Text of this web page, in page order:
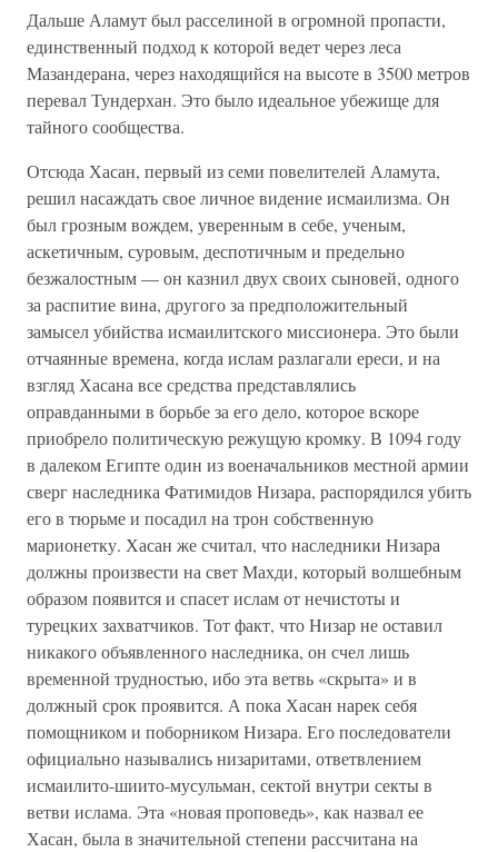
Дальше Аламут был расселиной в огромной пропасти,
единственный подход к которой ведет через леса
Мазандерана, через находящийся на высоте в 3500 метров
перевал Тундерхан. Это было идеальное убежище для
тайного сообщества.
Отсюда Хасан, первый из семи повелителей Аламута,
решил насаждать свое личное видение исмаилизма. Он
был грозным вождем, уверенным в себе, ученым,
аскетичным, суровым, деспотичным и предельно
безжалостным — он казнил двух своих сыновей, одного
за распитие вина, другого за предположительный
замысел убийства исмаилитского миссионера. Это были
отчаянные времена, когда ислам разлагали ереси, и на
взгляд Хасана все средства представлялись
оправданными в борьбе за его дело, которое вскоре
приобрело политическую режущую кромку. В 1094 году
в далеком Египте один из военачальников местной армии
сверг наследника Фатимидов Низара, распорядился убить
его в тюрьме и посадил на трон собственную
марионетку. Хасан же считал, что наследники Низара
должны произвести на свет Махди, который волшебным
образом появится и спасет ислам от нечистоты и
турецких захватчиков. Тот факт, что Низар не оставил
никакого объявленного наследника, он счел лишь
временной трудностью, ибо эта ветвь «скрыта» и в
должный срок проявится. А пока Хасан нарек себя
помощником и поборником Низара. Его последователи
официально назывались низаритами, ответвлением
исмаилито-шиито-мусульман, сектой внутри секты в
ветви ислама. Эта «новая проповедь», как назвал ее
Хасан, была в значительной степени рассчитана на